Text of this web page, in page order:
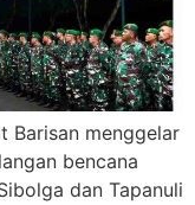
Barisan menggelar
bencana
dan Tapanuli